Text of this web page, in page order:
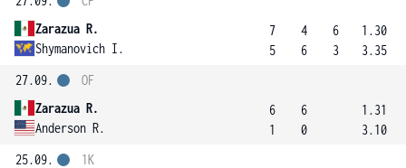
Zarazua R.
Shymanovich I.
7
5
4
6
6
3
1.30
3.35
27.09.
Zarazua R.
Anderson R.
OF
6
1
6
0
1.31
3.10
25.09.
1K